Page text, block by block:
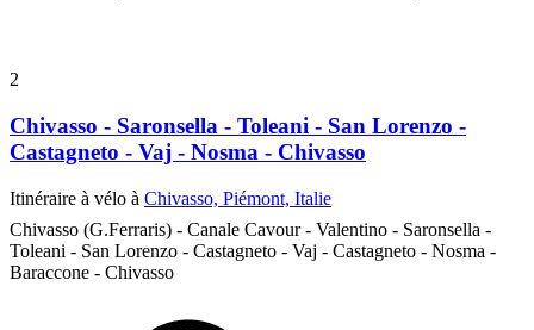
2
Chivasso - Saronsella - Toleani - San Lorenzo -
Castagneto - Vaj - Nosma - Chivasso
Itinéraire à vélo à Chivasso, Piémont, Italie
Chivasso (G.Ferraris) - Canale Cavour - Valentino - Saronsella -
Toleani - San Lorenzo - Castagneto - Vaj - Castagneto - Nosma -
Baraccone - Chivasso